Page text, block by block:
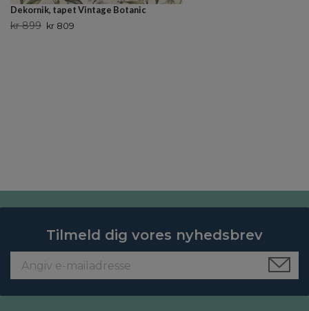
Dekornik, tapet Vintage Botanic
kr 899 kr 809
Tilmeld dig vores nyhedsbrev